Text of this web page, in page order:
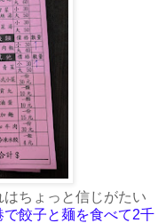
ちょっと信じがたい
で餃子と麺を食べて2千